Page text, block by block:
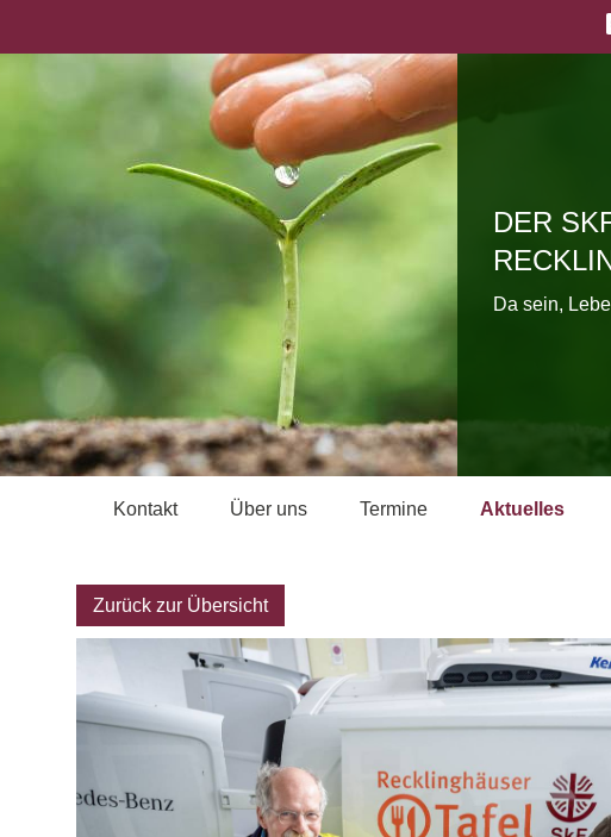
DER
Da sein,
Kontakt Über uns Termine
Aktuelles
Zurück zur Übersicht